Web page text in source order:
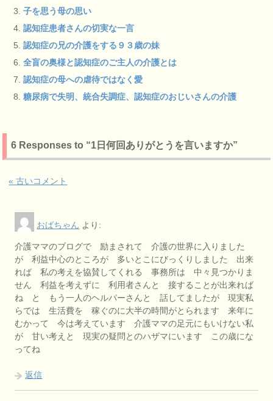
子を思う母の思い
認知症患者さんの切実な一言
認知症の兄の介護をする９３歳の妹
全盲の奥様と認知症のご主人の介護とは
認知症の母への虐待ではなく愛
糖尿病で失明、統合失調症、認知症のおじいさんの介護
6 Responses to “1日何回ありがとうを言いますか”
« 古いコメント
おばちゃん より:
介護ママのブログで 励まされて 介護の世界に入りました
が 利益中心のところが 多いとこにびっくりしました 出来
れば 私の考えを協賛してくれる 事務所は 中々見つかりま
せん 利益を考えずに 利用者さんと 接することが出来れば
ね と もう一人のヘルパーさんと 話してましたが 現実私
らでは 生活費を 稼ぐのに大半の時間がとられます 来年に
むかって 今は考えています 介護ママの足元にもいけない私
が 甘い考えと 現実の疑問とのハザマにいます この歳にな
ってね
返信